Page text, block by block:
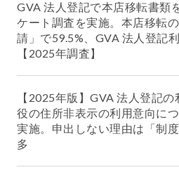
GVA 法人登記で本店移転書類
ケート調査を実施。本店移転
請」で59.5%、GVA 法人登記
【2025年調査】
【2025年版】GVA 法人登記
役の住所非表示の利用意向に
実施。申出しない理由は「制
多